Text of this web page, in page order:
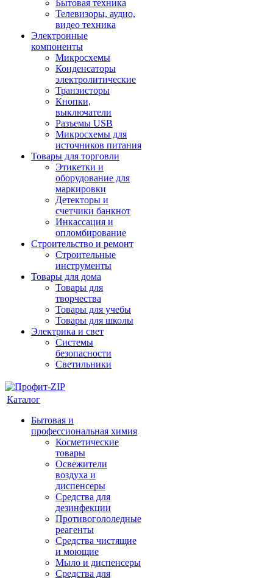
Бытовая техника
Телевизоры, аудио,
видео техника
Электронные
компоненты
Микросхемы
Конденсаторы
электролитические
Транзисторы
Кнопки,
выключатели
Разъемы USB
Микросхемы для
источников питания
Товары для торговли
Этикетки и
оборудование для
маркировки
Детекторы и
счетчики банкнот
Инкассация и
опломбирование
Строительство и ремонт
Строительные
инструменты
Товары для дома
Товары для
творчества
Товары для учебы
Товары для школы
Электрика и свет
Системы
безопасности
Светильники
Каталог
Бытовая и
профессиональная химия
Косметические
товары
Освежители
воздуха и
диспенсеры
Средства для
дезинфекции
Противогололедные
реагенты
Средства чистящие
и моющие
Мыло и диспенсеры
Средства для